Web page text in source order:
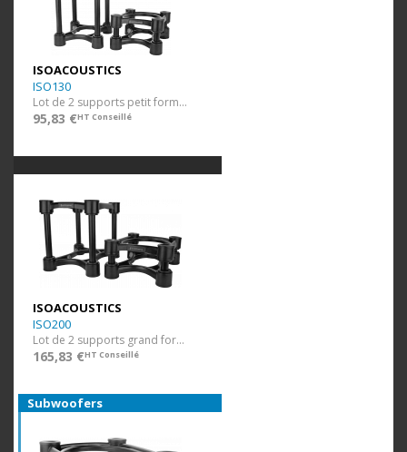
ISOACOUSTICS
ISO130
Lot de 2 supports petit format
95,83 €HT Conseillé
ISOACOUSTICS
ISO200
Lot de 2 supports grand format
165,83 €HT Conseillé
Subwoofers